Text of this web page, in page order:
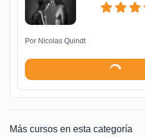
Por Nicolas Quindt
Más cursos en esta categoría